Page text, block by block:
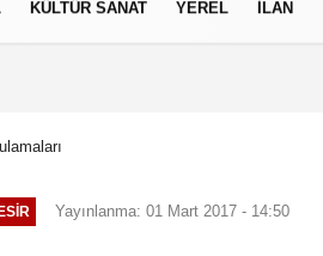
KÜLTÜR SANAT YEREL İLAN
Yayınlanma: 01 Mart 2017 - 14:50